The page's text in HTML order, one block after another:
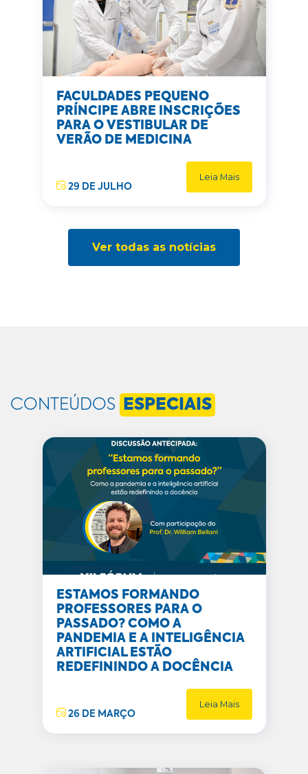
FACULDADES PEQUENO
PRÍNCIPE ABRE INSCRIÇÕES
PARA O VESTIBULAR DE
VERÃO DE MEDICINA
29 DE JULHO
Leia Mais
Ver todas as notícias
CONTEÚDOS ESPECIAIS
ESTAMOS FORMANDO
PROFESSORES PARA O
PASSADO? COMO A
PANDEMIA E A INTELIGÊNCIA
ARTIFICIAL ESTÃO
REDEFININDO A DOCÊNCIA
26 DE MARÇO
Leia Mais